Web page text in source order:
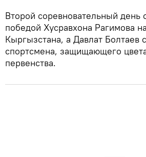
Второй соревновательный день
победой Хусравхона Рагимова
Кыргызстана, а Давлат Болтаев
спортсмена, защищающего
первенства.